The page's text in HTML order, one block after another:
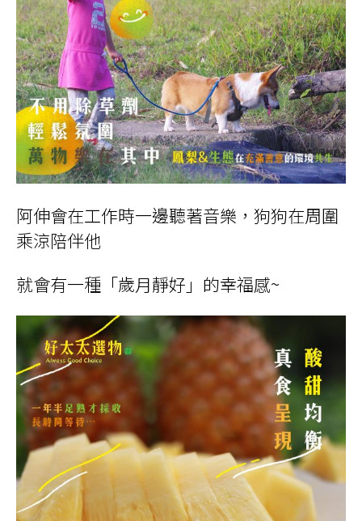
阿伸會在工作時一邊聽著音樂，狗狗在周圍
乘涼陪伴他
就會有一種「歲月靜好」的幸福感~